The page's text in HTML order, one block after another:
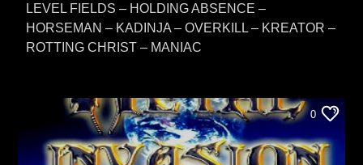
LEVEL FIELDS – HOLDING ABSENCE –
HORSEMAN – KADINJA – OVERKILL – KREATOR –
ROTTING CHRIST – MANIAC
0